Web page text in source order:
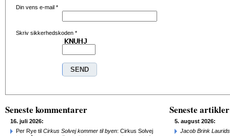
Din vens e-mail *
Skriv sikkerhedskoden *
Seneste kommentarer
16. juli 2026:
Per Rye til Cirkus Solvej kommer til byen: Cirkus Solvej
Seneste artikler
5. august 2026:
Jacob Brink